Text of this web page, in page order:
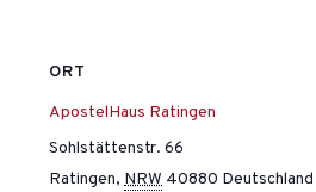
ORT
ApostelHaus Ratingen
Sohlstättenstr. 66
Ratingen, NRW 40880 Deutschland